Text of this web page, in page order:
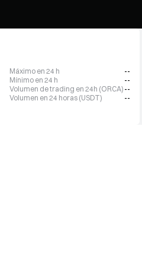
Máximo en 24 h
--
Mínimo en 24 h
--
Volumen de trading en 24h (ORCA) --
Volumen en 24 horas (USDT)
--